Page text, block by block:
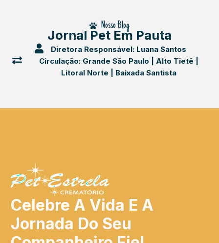
Nosso Blog
Jornal Pet Em Pauta
Diretora Responsável: Luana Santos
Circulação: Grande São Paulo | Alto Tietê |
Litoral Norte | Baixada Santista
Celebre A Vida E A
Jornada Do Seu